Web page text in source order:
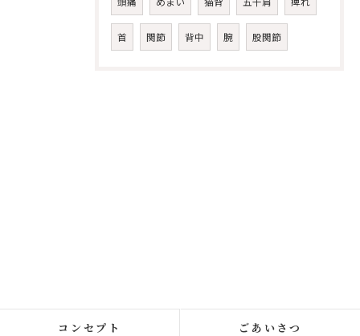
首 関節 背中 腕 股関節
コンセプト ごあいさつ